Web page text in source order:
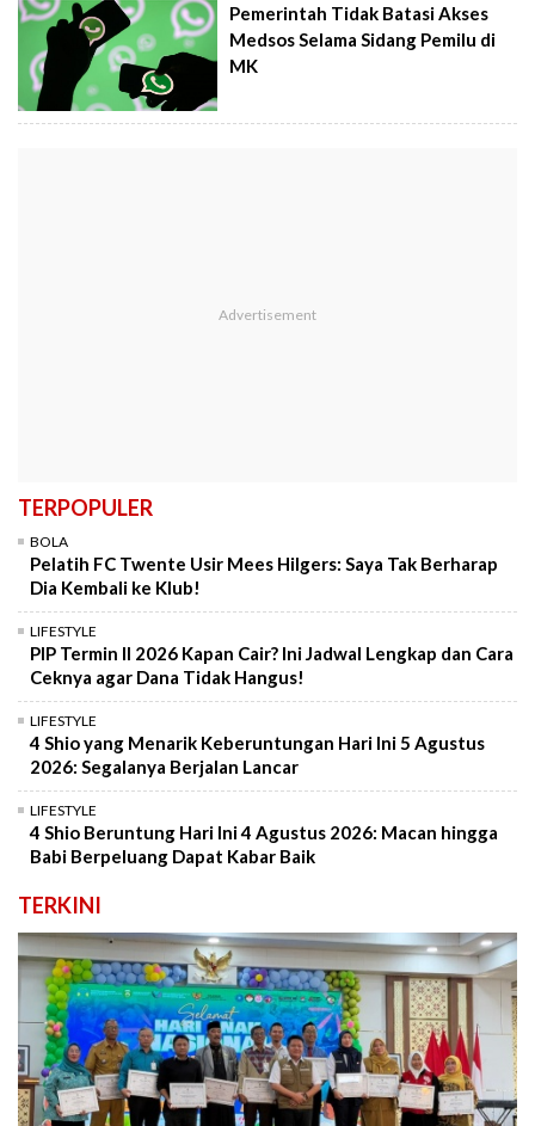
Pemerintah Tidak Batasi Akses
Medsos Selama Sidang Pemilu di
MK
TERPOPULER
BOLA
Pelatih FC Twente Usir Mees Hilgers: Saya Tak Berharap
Dia Kembali ke Klub!
LIFESTYLE
PIP Termin II 2026 Kapan Cair? Ini Jadwal Lengkap dan Cara
Ceknya agar Dana Tidak Hangus!
LIFESTYLE
4 Shio yang Menarik Keberuntungan Hari Ini 5 Agustus
2026: Segalanya Berjalan Lancar
LIFESTYLE
4 Shio Beruntung Hari Ini 4 Agustus 2026: Macan hingga
Babi Berpeluang Dapat Kabar Baik
TERKINI